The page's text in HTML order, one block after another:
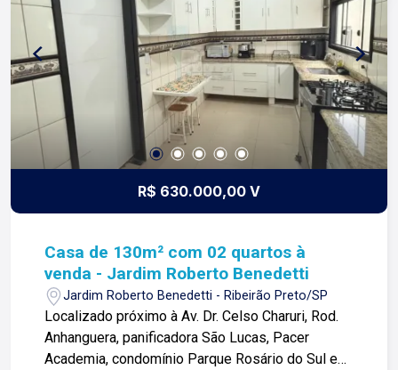
propósito e o verdadeiro sentido de tudo que
fazemos. Todos os dias construímos laços
fortes e indeléveis com nossos proprietários e
clientes. Somos uma imobiliária que equilibra a
tradicionalidade com o arrojo e a força comercial
da atualidade. A Lago é sua principal imobiliária
em Ribeirão Preto!
R$ 630.000,00 V
Casa de 130m² com 02 quartos à
venda - Jardim Roberto Benedetti
Jardim Roberto Benedetti - Ribeirão Preto/SP
Localizado próximo à Av. Dr. Celso Charuri, Rod.
Anhanguera, panificadora São Lucas, Pacer
Academia, condomínio Parque Rosário do Sul e